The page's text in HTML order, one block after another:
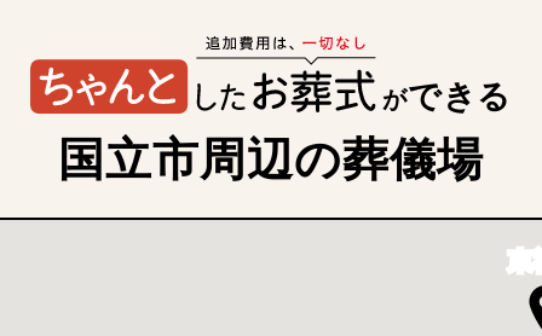
ができる
国立市周辺の葬儀場
東